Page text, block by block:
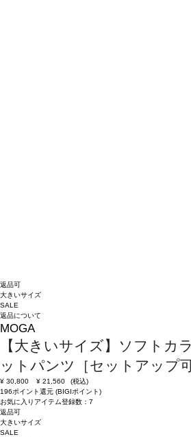
返品可
大きいサイズ
SALE
返品について
MOGA
【大きいサイズ】ソフトカ
ットパンツ［セットアップ可
¥ 30,800 ¥ 21,560
(税込)
196ポイント還元 (BIGIポイント)
お気に入りアイテム登録数： 7
返品可
大きいサイズ
SALE